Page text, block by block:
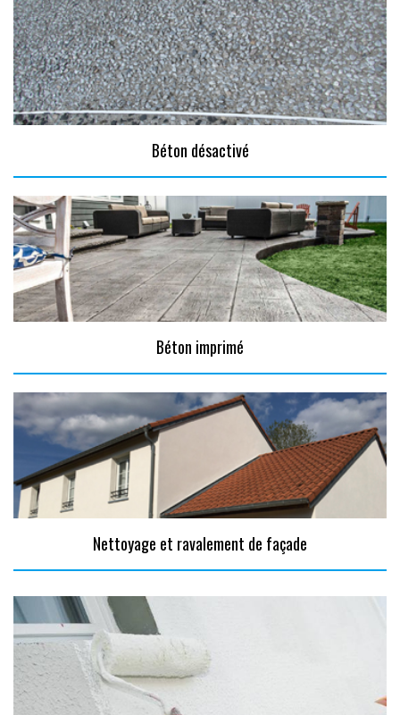
Béton désactivé
Béton imprimé
Nettoyage et ravalement de façade